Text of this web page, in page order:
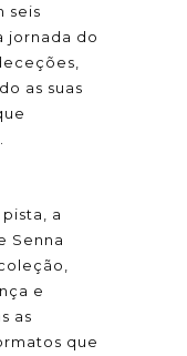
seis
jornada do
as suas
a
Senna
e
as
que